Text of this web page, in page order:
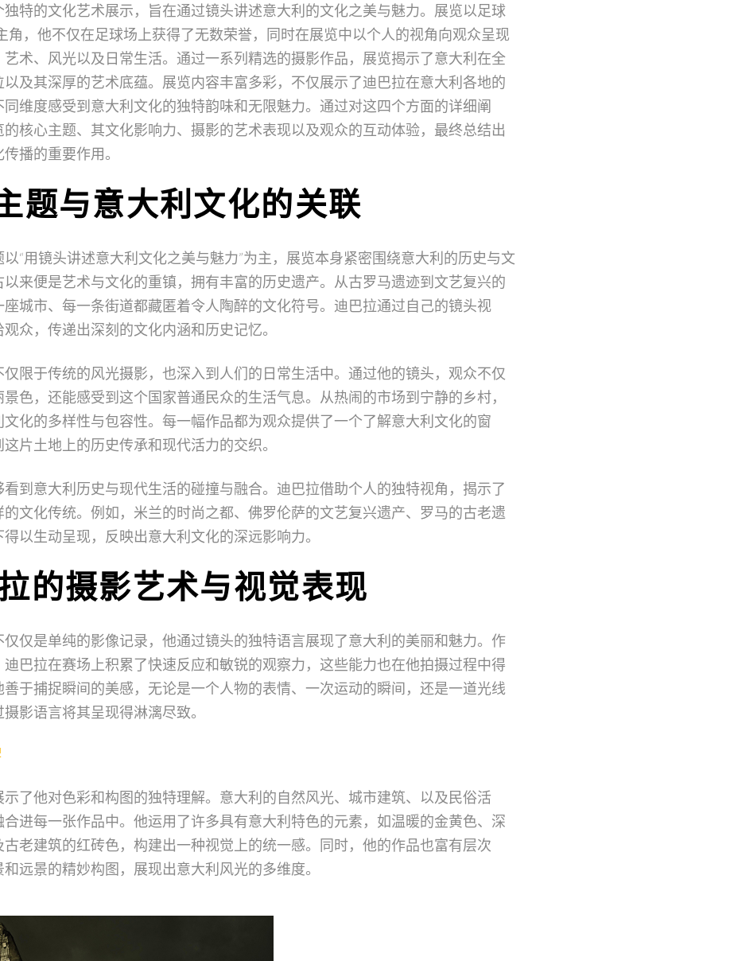
特的文化艺术展示，旨在通过镜头讲述意大利的文化之美与魅力。展览以足球
角，他不仅在足球场上获得了无数荣誉，同时在展览中以个人的视角向观众呈现
术、风光以及日常生活。通过一系列精选的摄影作品，展览揭示了意大利在全
及其深厚的艺术底蕴。展览内容丰富多彩，不仅展示了迪巴拉在意大利各地的
维度感受到意大利文化的独特韵味和无限魅力。通过对这四个方面的详细阐
核心主题、其文化影响力、摄影的艺术表现以及观众的互动体验，最终总结出
播的重要作用。
题与意大利文化的关联
“用镜头讲述意大利文化之美与魅力”为主，展览本身紧密围绕意大利的历史与文
来便是艺术与文化的重镇，拥有丰富的历史遗产。从古罗马遗迹到文艺复兴的
城市、每一条街道都藏匿着令人陶醉的文化符号。迪巴拉通过自己的镜头视
众，传递出深刻的文化内涵和历史记忆。
限于传统的风光摄影，也深入到人们的日常生活中。通过他的镜头，观众不仅
色，还能感受到这个国家普通民众的生活气息。从热闹的市场到宁静的乡村，
化的多样性与包容性。每一幅作品都为观众提供了一个了解意大利文化的窗
片土地上的历史传承和现代活力的交织。
到意大利历史与现代生活的碰撞与融合。迪巴拉借助个人的独特视角，揭示了
文化传统。例如，米兰的时尚之都、佛罗伦萨的文艺复兴遗产、罗马的古老遗
以生动呈现，反映出意大利文化的深远影响力。
的摄影艺术与视觉表现
仅是单纯的影像记录，他通过镜头的独特语言展现了意大利的美丽和魅力。作
巴拉在赛场上积累了快速反应和敏锐的观察力，这些能力也在他拍摄过程中得
于捕捉瞬间的美感，无论是一个人物的表情、一次运动的瞬间，还是一道光线
影语言将其呈现得淋漓尽致。
了他对色彩和构图的独特理解。意大利的自然风光、城市建筑、以及民俗活
进每一张作品中。他运用了许多具有意大利特色的元素，如温暖的金黄色、深
老建筑的红砖色，构建出一种视觉上的统一感。同时，他的作品也富有层次
远景的精妙构图，展现出意大利风光的多维度。